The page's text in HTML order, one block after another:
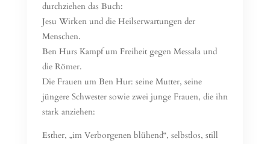
durchziehen das Buch:
Jesu Wirken und die Heilserwartungen der
Menschen.
Ben Hurs Kampf um Freiheit gegen Messala und
die Römer.
Die Frauen um Ben Hur: seine Mutter, seine
jüngere Schwester sowie zwei junge Frauen, die ihn
stark anziehen:
Esther, „im Verborgenen blühend“, selbstlos, still